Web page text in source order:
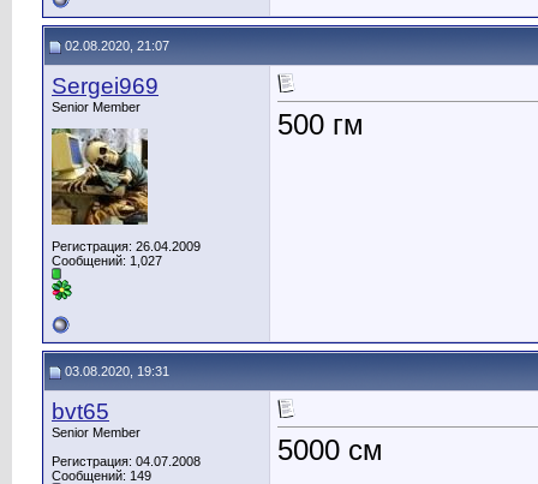
02.08.2020, 21:07
Sergei969
Senior Member
Регистрация: 26.04.2009
Сообщений: 1,027
500 гм
03.08.2020, 19:31
bvt65
Senior Member
Регистрация: 04.07.2008
Сообщений: 149
5000 см